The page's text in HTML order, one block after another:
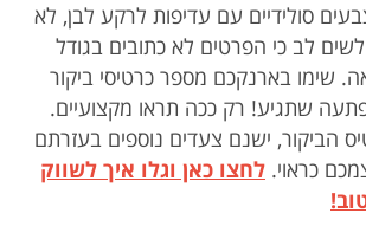
סולידיים עם עדיפות לרקע לבן, לא
לב כי הפרטים לא כתובים בגודל
שימו בארנקכם מספר כרטיסי ביקור
שתגיע! רק ככה תראו מקצועיים.
הביקור, ישנם צעדים נוספים בעזרתם
כראוי. לחצו כאן וגלו איך לשווק